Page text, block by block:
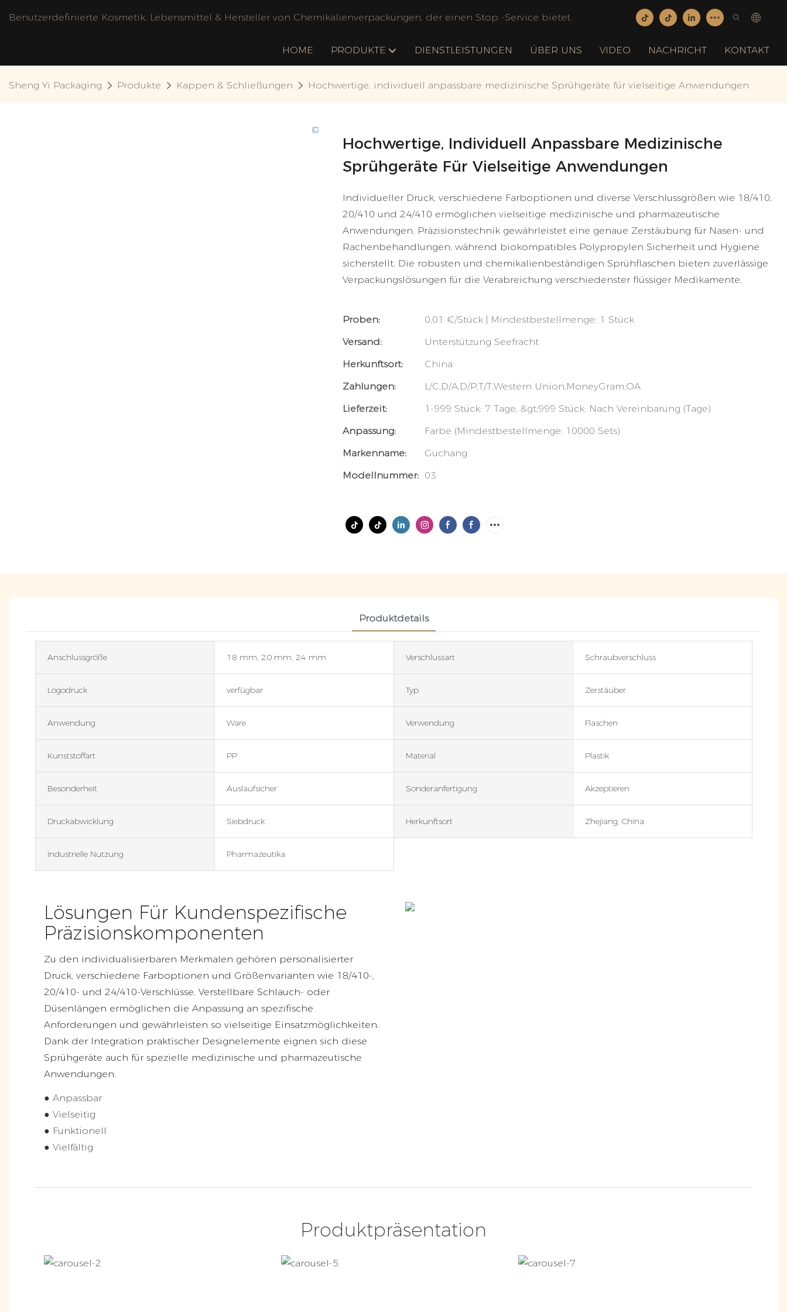
Benutzerdefinierte Kosmetik, Lebensmittel & Hersteller von Chemikalienverpackungen, der einen Stop -Service bietet.
HOME PRODUKTE DIENSTLEISTUNGEN ÜBER UNS VIDEO NACHRICHT KONTAKT
Sheng Yi Packaging Produkte Kappen & Schließungen Hochwertige, individuell anpassbare medizinische Sprühgeräte für vielseitige Anwendungen
Hochwertige, Individuell Anpassbare Medizinische
Sprühgeräte Für Vielseitige Anwendungen
Individueller Druck, verschiedene Farboptionen und diverse Verschlussgrößen wie 18/410,
20/410 und 24/410 ermöglichen vielseitige medizinische und pharmazeutische
Anwendungen. Präzisionstechnik gewährleistet eine genaue Zerstäubung für Nasen- und
Rachenbehandlungen, während biokompatibles Polypropylen Sicherheit und Hygiene
sicherstellt. Die robusten und chemikalienbeständigen Sprühflaschen bieten zuverlässige
Verpackungslösungen für die Verabreichung verschiedenster flüssiger Medikamente.
Proben:
0,01 €/Stück | Mindestbestellmenge: 1 Stück
Versand:
Unterstützung Seefracht
Herkunftsort:
China
Zahlungen:
L/C,D/A,D/P,T/T,Western Union,MoneyGram,OA
Lieferzeit:
1-999 Stück: 7 Tage, &gt;999 Stück: Nach Vereinbarung (Tage)
Anpassung:
Farbe (Mindestbestellmenge: 10000 Sets)
Markenname:
Guchang
Modellnummer: 03
Produktdetails
Anschlussgröße 18 mm, 20 mm, 24 mm Verschlussart Schraubverschluss
Logodruck verfügbar Typ Zerstäuber
Anwendung Ware Verwendung Flaschen
Kunststoffart PP Material Plastik
Besonderheit Auslaufsicher Sonderanfertigung Akzeptieren
Druckabwicklung Siebdruck Herkunftsort Zhejiang, China
Industrielle Nutzung Pharmazeutika
Lösungen Für Kundenspezifische
Präzisionskomponenten
Zu den individualisierbaren Merkmalen gehören personalisierter
Druck, verschiedene Farboptionen und Größenvarianten wie 18/410-,
20/410- und 24/410-Verschlüsse. Verstellbare Schlauch- oder
Düsenlängen ermöglichen die Anpassung an spezifische
Anforderungen und gewährleisten so vielseitige Einsatzmöglichkeiten.
Dank der Integration praktischer Designelemente eignen sich diese
Sprühgeräte auch für spezielle medizinische und pharmazeutische
Anwendungen.
● Anpassbar
● Vielseitig
● Funktionell
● Vielfältig
Produktpräsentation